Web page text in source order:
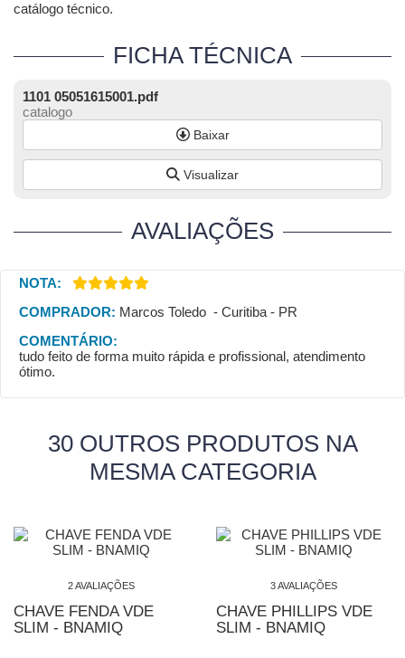
catálogo técnico.
FICHA TÉCNICA
1101 05051615001.pdf
catalogo
Baixar
Visualizar
AVALIAÇÕES
NOTA:
COMPRADOR: Marcos Toledo - Curitiba - PR
COMENTÁRIO:
tudo feito de forma muito rápida e profissional, atendimento
ótimo.
30 OUTROS PRODUTOS NA
MESMA CATEGORIA
2 AVALIAÇÕES
CHAVE FENDA VDE
SLIM - BNAMIQ
3 AVALIAÇÕES
CHAVE PHILLIPS VDE
SLIM - BNAMIQ